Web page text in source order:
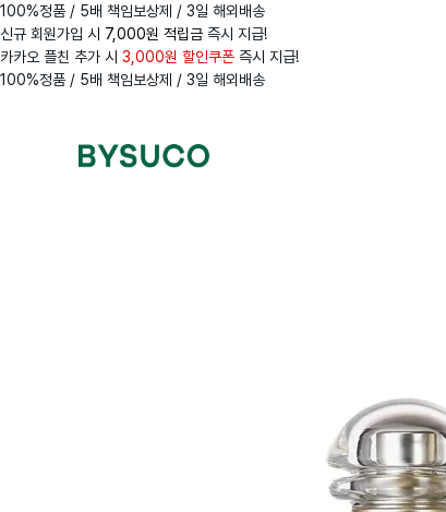
100%정품 / 5배 책임보상제 / 3일 해외배송
신규 회원가입 시 7,000원 적립금 즉시 지급!
카카오 플친 추가 시 3,000원 할인쿠폰 즉시 지급!
100%정품 / 5배 책임보상제 / 3일 해외배송